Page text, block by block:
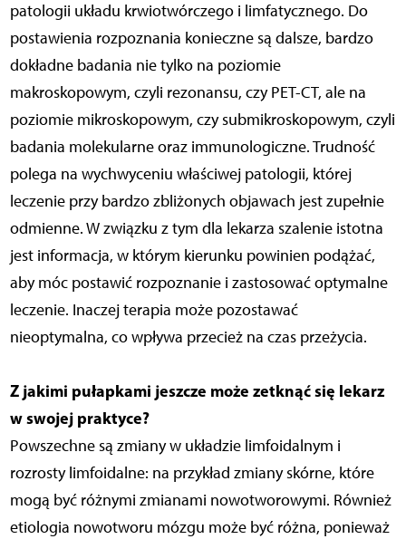
patologii układu krwiotwórczego i limfatycznego. Do
postawienia rozpoznania konieczne są dalsze, bardzo
dokładne badania nie tylko na poziomie
makroskopowym, czyli rezonansu, czy PET-CT, ale na
poziomie mikroskopowym, czy submikroskopowym, czyli
badania molekularne oraz immunologiczne. Trudność
polega na wychwyceniu właściwej patologii, której
leczenie przy bardzo zbliżonych objawach jest zupełnie
odmienne. W związku z tym dla lekarza szalenie istotna
jest informacja, w którym kierunku powinien podążać,
aby móc postawić rozpoznanie i zastosować optymalne
leczenie. Inaczej terapia może pozostawać
nieoptymalna, co wpływa przecież na czas przeżycia.
Z jakimi pułapkami jeszcze może zetknąć się lekarz
w swojej praktyce?
Powszechne są zmiany w układzie limfoidalnym i
rozrosty limfoidalne: na przykład zmiany skórne, które
mogą być różnymi zmianami nowotworowymi. Również
etiologia nowotworu mózgu może być różna, ponieważ